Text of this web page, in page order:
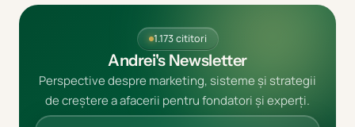
1.173 cititori
Andrei's Newsletter
Perspective despre marketing, sisteme și strategii
de creștere a afacerii pentru fondatori și experți.